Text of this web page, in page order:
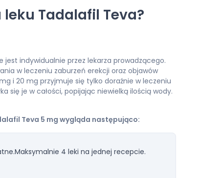
Tadalafil Teva?
indywidualnie przez lekarza prowadzącego.
w leczeniu zaburzeń erekcji oraz objawów
i 20 mg przyjmuje się tylko doraźnie w leczeniu
się je w całości, popijając niewielką ilością wody.
Teva 5 mg wygląda następująco:
Maksymalnie 4 leki na jednej recepcie.